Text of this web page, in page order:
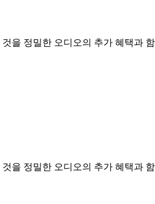
을 정밀한 오디오의 추가 혜택과
을 정밀한 오디오의 추가 혜택과